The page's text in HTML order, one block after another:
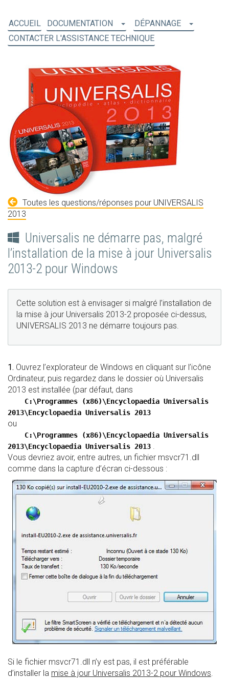
ACCUEIL DOCUMENTATION
DÉPANNAGE
CONTACTER L'ASSISTANCE TECHNIQUE
Toutes les questions/réponses pour UNIVERSALIS
2013
Universalis ne démarre pas, malgré
l’installation de la mise à jour Universalis
2013-2 pour Windows
Cette solution est à envisager si malgré l’installation de
la mise à jour Universalis 2013-2 proposée ci-dessus,
UNIVERSALIS 2013 ne démarre toujours pas.
1. Ouvrez l’explorateur de Windows en cliquant sur l’icône
Ordinateur, puis regardez dans le dossier où Universalis
2013 est installée (par défaut, dans
C:\Programmes (x86)\Encyclopaedia Universalis
2013\Encyclopaedia Universalis 2013
ou
C:\Programmes (x86)\Encyclopaedia Universalis
2013\Encyclopaedia Universalis 2013 .
Vous devriez avoir, entre autres, un fichier msvcr71.dll
comme dans la capture d’écran ci-dessous :
Si le fichier msvcr71.dll n’y est pas, il est préférable
d’installer la mise à jour Universalis 2013-2 pour Windows.